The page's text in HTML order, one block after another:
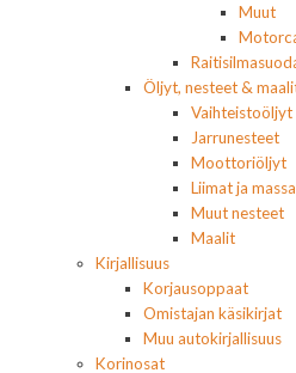
Muut
Öljyt, nesteet &
Vaihteistoöljyt
Jarrunesteet
Moottoriöljyt
Liimat ja
Muut nesteet
Maalit
Kirjallisuus
Korjausoppaat
Omistajan käsikirjat
Muu autokirjallisuus
Korinosat